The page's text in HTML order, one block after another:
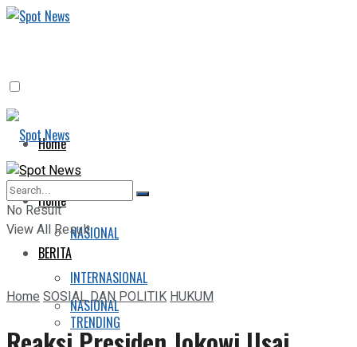
Home
BERITA
NASIONAL
INTERNASIONAL
TRENDING
Home
BERITA
NASIONAL
No Result
View All Result
HomeSOSIAL DAN POLITIKHUKUM